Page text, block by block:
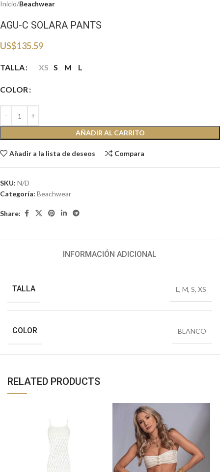
Inicio Beachwear
AGU-C SOLARA PANTS
US$135.59
TALLA XS S M L
COLOR
AÑADIR AL CARRITO
Añadir a la lista de deseos Compara
SKU: N/D
Categoría: Beachwear
Share:
INFORMACIÓN ADICIONAL
TALLA L,M,S,XS
COLOR BLANCO
RELATED PRODUCTS